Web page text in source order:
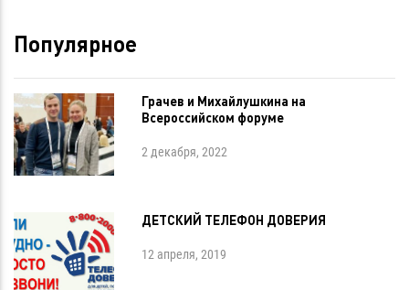
Популярное
Грачев и Михайлушкина на
Всероссийском форуме
2 декабря, 2022
ДЕТСКИЙ ТЕЛЕФОН ДОВЕРИЯ
12 апреля, 2019